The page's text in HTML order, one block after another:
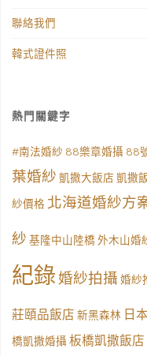
聯絡我們
韓式證件照
熱門關鍵字
#南法婚紗 88樂章婚攝 88
葉婚紗 凱撒大飯店 凱撒
紗價格 北海道婚紗方
紗 基隆中山陸橋 外木山婚
紀錄婚紗拍攝 婚紗
莊頤品飯店 新黑森林 日
橋凱撒婚攝 板橋凱撒飯店